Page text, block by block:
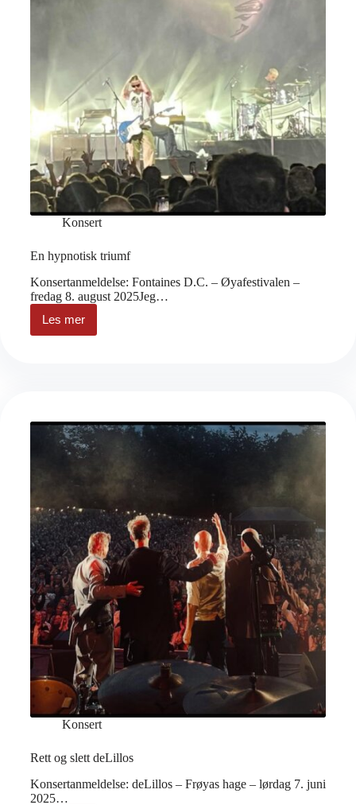
Konsert
En hypnotisk triumf
Konsertanmeldelse: Fontaines D.C. – Øyafestivalen –
fredag 8. august 2025Jeg…
Les mer
En
hypnotisk
Konsert
Rett og slett deLillos
Konsertanmeldelse: deLillos – Frøyas hage – lørdag 7. juni
2025…